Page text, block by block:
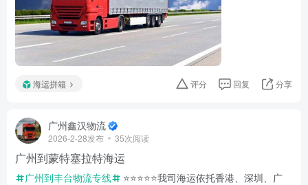
海运拼箱 评分 回复 分享
广州鑫汉物流
2026-2-28发布 35次阅读
广州到蒙特塞拉特海运
广州到丰台物流专线
⭐️⭐️⭐️⭐️⭐️我司海运依托香港、深圳、广